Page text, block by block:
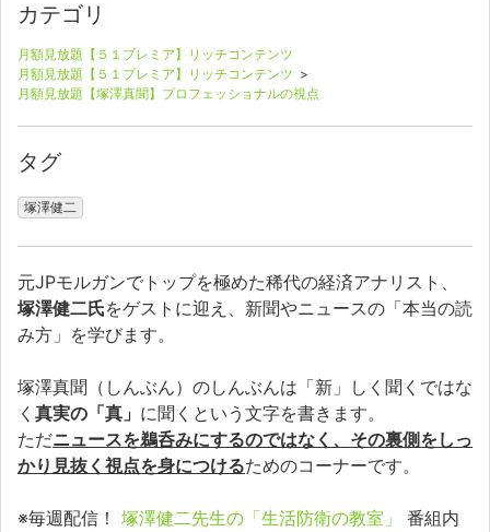
カテゴリ
月額見放題【５１プレミア】リッチコンテンツ
月額見放題【５１プレミア】リッチコンテンツ >
月額見放題【塚澤真聞】プロフェッショナルの視点
タグ
塚澤健二
元JPモルガンでトップを極めた稀代の経済アナリスト、
塚澤健二氏をゲストに迎え、新聞やニュースの「本当の読
み方」を学びます。
塚澤真聞（しんぶん）のしんぶんは「新」しく聞くではな
く 真実の「真」 に聞くという文字を書きます。
ただニュースを鵜呑みにするのではなく、その裏側をしっ
かり見抜く視点を身につけるためのコーナーです。
※毎週配信！ 塚澤健二先生の「生活防衛の教室」
番組内